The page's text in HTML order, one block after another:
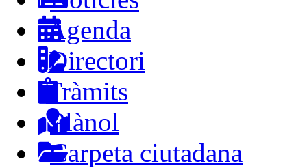
Agenda
Directori
Tràmits
Plànol
Carpeta ciutadana